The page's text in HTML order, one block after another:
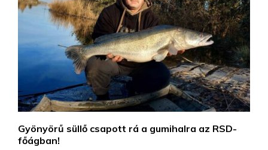
Gyönyörű süllő csapott rá a gumihalra az RSD-
főágban!